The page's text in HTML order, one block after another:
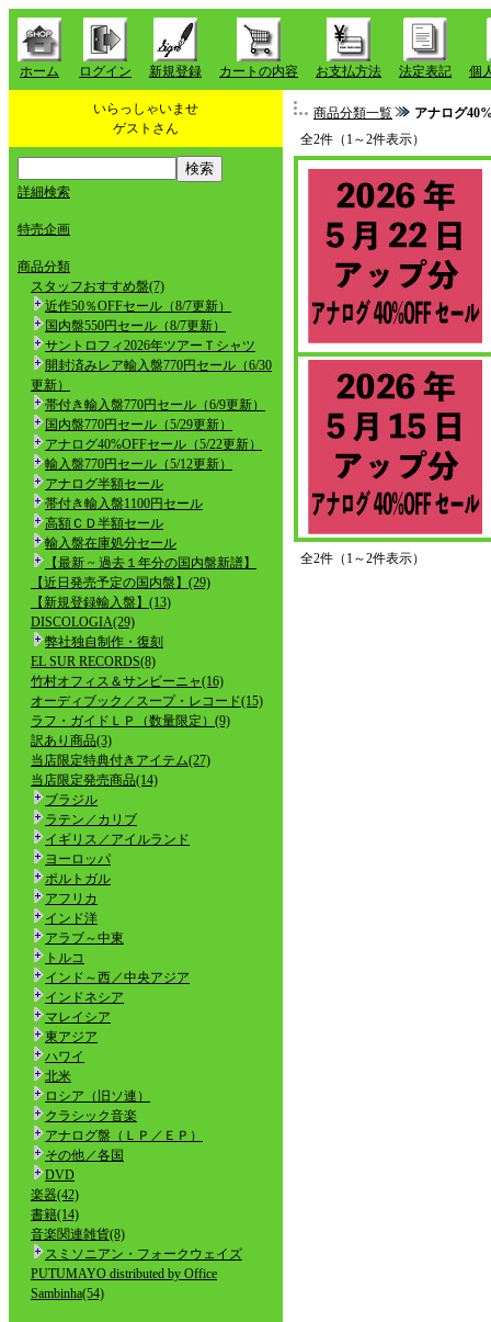
ホーム ログイン 新規登録 カートの内容 お支払方法 法定表記 個
いらっしゃいませ
ゲストさん
詳細検索
特売企画
商品分類
スタッフおすすめ盤(7)
近作50％OFFセール（8/7更新）
国内盤550円セール（8/7更新）
サントロフィ2026年ツアーＴシャツ
開封済みレア輸入盤770円セール（6/30
更新）
帯付き輸入盤770円セール（6/9更新）
国内盤770円セール（5/29更新）
アナログ40%OFFセール（5/22更新）
輸入盤770円セール（5/12更新）
アナログ半額セール
帯付き輸入盤1100円セール
高額ＣＤ半額セール
輸入盤在庫処分セール
【最新 ~ 過去１年分の国内盤新譜】
【近日発売予定の国内盤】(29)
【新規登録輸入盤】(13)
DISCOLOGIA(29)
弊社独自制作・復刻
EL SUR RECORDS(8)
竹村オフィス＆サンビーニャ(16)
オーディブック／スープ・レコード(15)
ラフ・ガイドＬＰ（数量限定）(9)
訳あり商品(3)
当店限定特典付きアイテム(27)
当店限定発売商品(14)
ブラジル
ラテン／カリブ
イギリス／アイルランド
ヨーロッパ
ポルトガル
アフリカ
インド洋
アラブ～中東
トルコ
インド～西／中央アジア
インドネシア
マレイシア
東アジア
ハワイ
北米
ロシア（旧ソ連）
クラシック音楽
アナログ盤（ＬＰ／ＥＰ）
その他／各国
DVD
楽器(42)
書籍(14)
音楽関連雑貨(8)
スミソニアン・フォークウェイズ
PUTUMAYO distributed by Office
Sambinha(54)
商品分類一覧
アナログ
全2件（1～2件表示）
全2件（1～2件表示）